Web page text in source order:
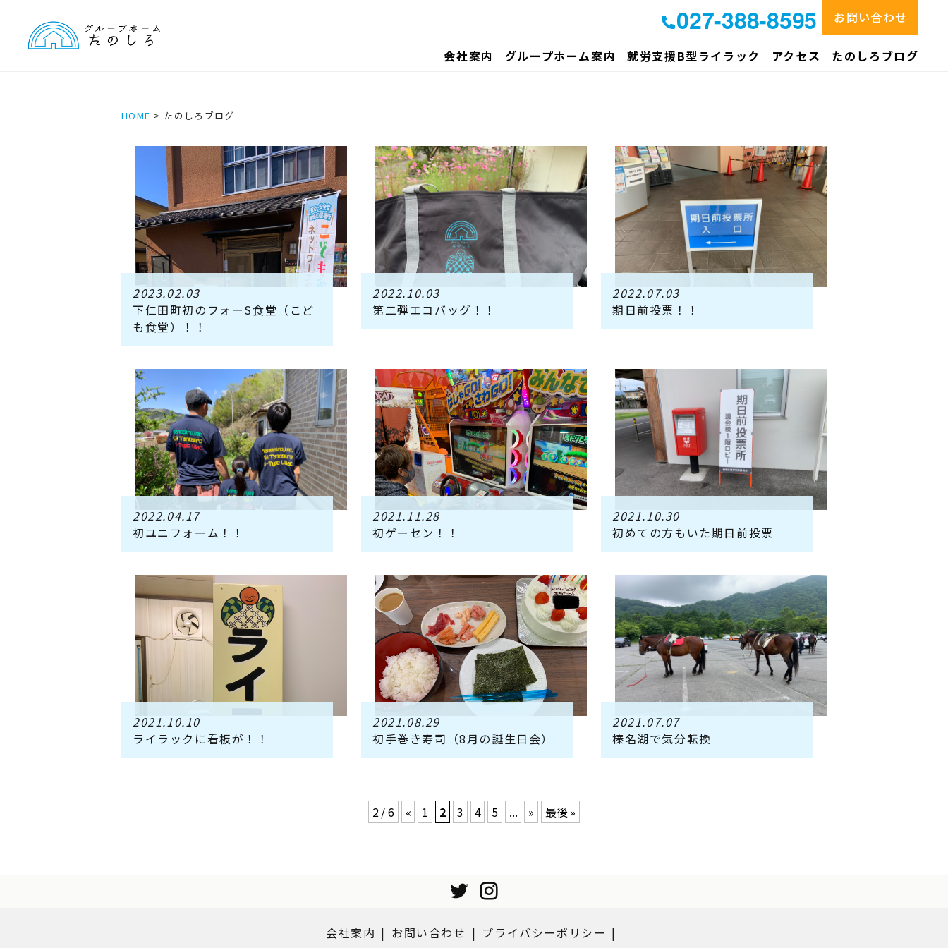
027-388-8595 お問い合わせ
会社案内 グループホーム案内 就労支援B型ライラック アクセス たのしろブログ
HOME たのしろブログ
2023.02.03
下仁田町初のフォーS食堂（こど
も食堂）！！
2022.10.03
第二弾エコバッグ！！
2022.07.03
期日前投票！！
2022.04.17
初ユニフォーム！！
2021.11.28
初ゲーセン！！
2021.10.30
初めての方もいた期日前投票
2021.10.10
ライラックに看板が！！
2021.08.29
初手巻き寿司（8月の誕生日会）
2021.07.07
榛名湖で気分転換
2 / 6 « 1 2 3 4 5 ... » 最後 »
会社案内 お問い合わせ プライバシーポリシー